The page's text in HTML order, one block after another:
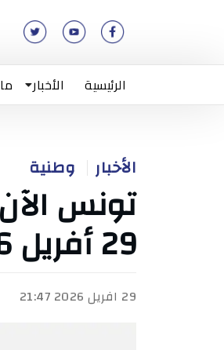
الرئيسية الأخبار
الأخبار وطنية
تونس
29 أفريل 2026
29 افريل 2026 21:47